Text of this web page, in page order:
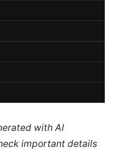
with AI
important details